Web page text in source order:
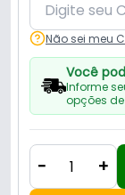
Não sei meu
Você
Informe
opções de
- +